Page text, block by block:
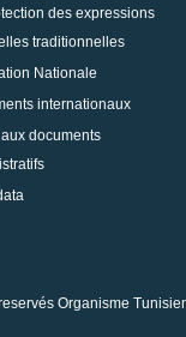
des expressions
traditionnelles
Nationale
internationaux
documents
Organisme